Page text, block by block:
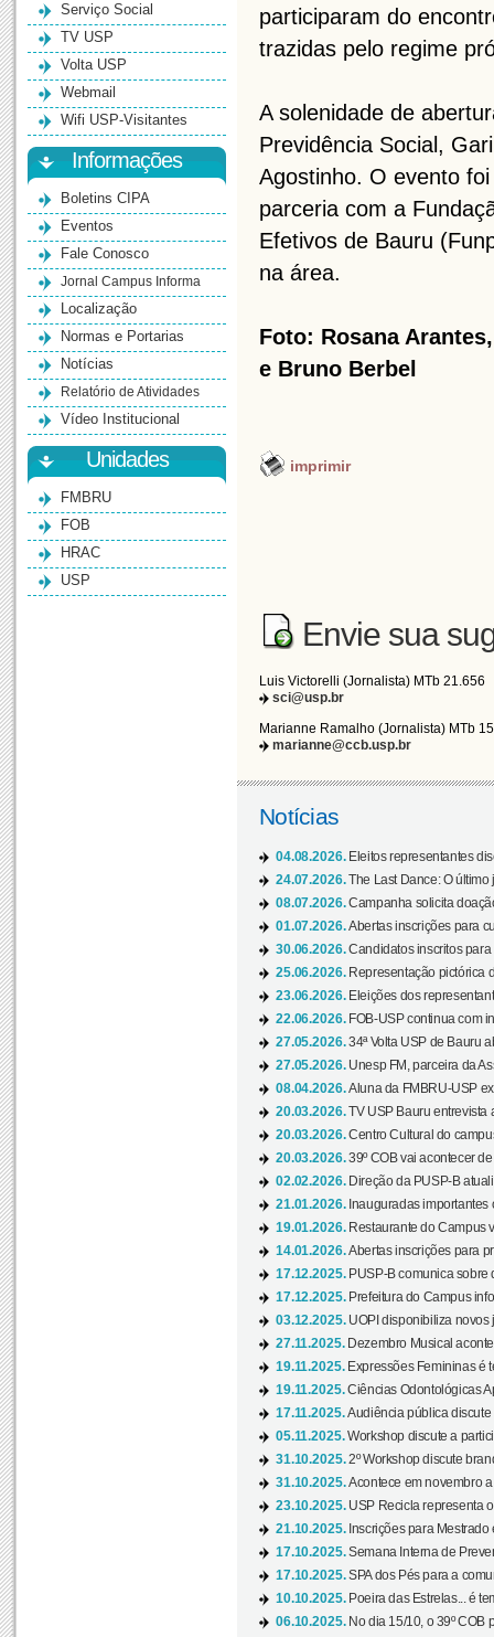
Serviço Social
TV USP
Volta USP
Webmail
Wifi USP-Visitantes
Informações
Boletins CIPA
Eventos
Fale Conosco
Jornal Campus Informa
Localização
Normas e Portarias
Notícias
Relatório de Atividades
Vídeo Institucional
Unidades
FMBRU
FOB
HRAC
USP
participaram do
trazidas pelo regime
A solenidade de
Previdência Social,
Agostinho. O evento
parceria com a
Efetivos de Bauru
na área.
Foto: Rosana
e Bruno Berbel
imprimir
Envie sua
Luis Victorelli (Jornalista) MTb 21.656
sci@usp.br
Marianne Ramalho (Jornalista) MTb
marianne@ccb.usp.br
Notícias
04.08.2026. Eleitos representantes
24.07.2026.The Last Dance: O
08.07.2026.Campanha solicita
01.07.2026.Abertas inscrições para
30.06.2026.Candidatos inscritos
25.06.2026. Representação pictórica
23.06.2026. Eleições dos
22.06.2026. FOB-USP continua com
27.05.2026.34ª Volta USP de Bauru
27.05.2026. Unesp FM, parceira da
08.04.2026.Aluna da FMBRU-USP
20.03.2026.TV USP Bauru entrevista
20.03.2026.Centro Cultural do
20.03.2026.39º COB vai acontecer
02.02.2026. Direção da PUSP-B
21.01.2026. Inauguradas
19.01.2026. Restaurante do Campus
14.01.2026.Abertas inscrições para
17.12.2025. PUSP-B comunica sobre
17.12.2025. Prefeitura do Campus
03.12.2025. UOPI disponibiliza novos
27.11.2025. Dezembro Musical
19.11.2025. Expressões Femininas é
19.11.2025.Ciências Odontológicas
17.11.2025.Audiência pública
05.11.2025.Workshop discute a
31.10.2025.2º Workshop discute
31.10.2025.Acontece em novembro
23.10.2025. USP Recicla representa
21.10.2025. Inscrições para
17.10.2025.Semana Interna de
17.10.2025.SPA dos Pés para a
10.10.2025. Poeira das Estrelas... é
06.10.2025. No dia 15/10, o 39º COB